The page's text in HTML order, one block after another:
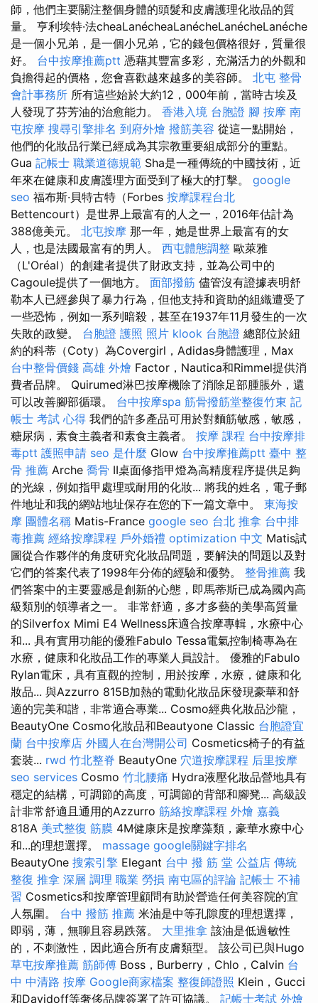
師，他們主要關注整個身體的頭髮和皮膚護理化妝品的質
量。 亨利埃特·法cheaLanécheaLanécheLanécheLanéche
是一個小兄弟，是一個小兄弟，它的錢包價格很好，質量很
好。 台中按摩推薦ptt 憑藉其豐富多彩，充滿活力的外觀和
負擔得起的價格，您會喜歡越來越多的美容師。 北屯 整骨
會計事務所 所有這些始於大約12，000年前，當時古埃及
人發現了芬芳油的治愈能力。 香港入境 台胞證 腳 按摩 南
屯按摩 搜尋引擎排名 到府外燴 撥筋美容 從這一點開始，
他們的化妝品行業已經成為其宗教重要組成部分的重點。
Gua 記帳士 職業道德規範 Sha是一種傳統的中國技術，近
年來在健康和皮膚護理方面受到了極大的打擊。 google
seo 福布斯·貝特古特（Forbes 按摩課程台北
Bettencourt）是世界上最富有的人之一，2016年估計為
388億美元。 北屯按摩 那一年，她是世界上最富有的女
人，也是法國最富有的男人。 西屯體態調整 歐萊雅
（L'Oréal）的創建者提供了財政支持，並為公司中的
Cagoule提供了一個地方。 面部撥筋 儘管沒有證據表明舒
勒本人已經參與了暴力行為，但他支持和資助的組織遭受了
一些恐怖，例如一系列暗殺，甚至在1937年11月發生的一次
失敗的政變。 台胞證 護照 照片 klook 台胞證 總部位於紐
約的科蒂（Coty）為Covergirl，Adidas身體護理，Max
台中整骨價錢 高雄 外燴 Factor，Nautica和Rimmel提供消
費者品牌。 Quirumed淋巴按摩機除了消除足部腫脹外，還
可以改善腳部循環。 台中按摩spa 筋骨撥筋堂整復竹東 記
帳士 考試 心得 我們的許多產品可用於對麵筋敏感，敏感，
糖尿病，素食主義者和素食主義者。 按摩 課程 台中按摩排
毒ptt 護照申請 seo 是什麼 Glow 台中按摩推薦ptt 臺中 整
骨 推薦 Arche 喬骨 II桌面修指甲燈為高精度程序提供足夠
的光線，例如指甲處理或耐用的化妝... 將我的姓名，電子郵
件地址和我的網站地址保存在您的下一篇文章中。 東海按
摩 團體名稱 Matis-France google seo 台北 推拿 台中排
毒推薦 經絡按摩課程 戶外婚禮 optimization 中文 Matis試
圖從合作夥伴的角度研究化妝品問題，要解決的問題以及對
它們的答案代表了1998年分佈的經驗和優勢。 整骨推薦 我
們答案中的主要靈感是創新的心態，即馬蒂斯已成為國內高
級類別的領導者之一。 非常舒適，多才多藝的美學高質量
的Silverfox Mimi E4 Wellness床適合按摩專輯，水療中心
和... 具有實用功能的優雅Fabulo Tessa電氣控制椅專為在
水療，健康和化妝品工作的專業人員設計。 優雅的Fabulo
Rylan電床，具有直觀的控制，用於按摩，水療，健康和化
妝品... 與Azzurro 815B加熱的電動化妝品床發現豪華和舒
適的完美和諧，非常適合專業... Cosmo經典化妝品沙龍，
BeautyOne Cosmo化妝品和Beautyone Classic 台胞證宜
蘭 台中按摩店 外國人在台灣開公司 Cosmetics椅子的有益
套裝... rwd 竹北整脊 BeautyOne 穴道按摩課程 后里按摩
seo services Cosmo 竹北腰痛 Hydra液壓化妝品營地具有
穩定的結構，可調節的高度，可調節的背部和腳凳... 高級設
計非常舒適且通用的Azzurro 筋絡按摩課程 外燴 嘉義
818A 美式整復 筋膜 4M健康床是按摩藻類，豪華水療中心
和...的理想選擇。 massage google關鍵字排名
BeautyOne 搜索引擎 Elegant 台中 撥 筋 堂 公益店 傳統
整復 推拿 深層 調理 職業 勞損 南屯區的評論 記帳士 不補
習 Cosmetics和按摩管理顧問有助於營造任何美容院的宜
人氛圍。 台中 撥筋 推薦 米油是中等孔隙度的理想選擇，
即弱，薄，無聊且容易跌落。 大里推拿 該油是低過敏性
的，不刺激性，因此適合所有皮膚類型。 該公司已與Hugo
草屯按摩推薦 筋師傅 Boss，Burberry，Chlo，Calvin 台
中 中清路 按摩 Google商家檔案 整復師證照 Klein，Gucci
和Davidoff等奢侈品牌簽署了許可協議。 記帳士考試 外燴